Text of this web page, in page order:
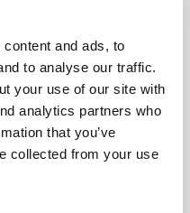
and ads, to
to analyse our traffic.
your use of our site with
analytics partners who
that you’ve
collected from your use